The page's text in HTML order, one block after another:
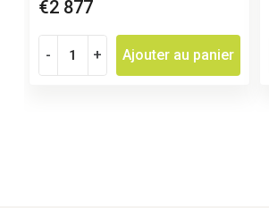
€2 877
- + Ajouter au panier